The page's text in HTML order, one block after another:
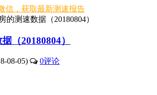
信，获取最新测速报告
的测速数据（20180804）
（20180804）
08-05) 0评论